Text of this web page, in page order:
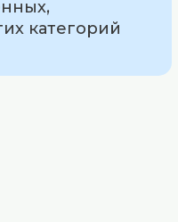
категорий